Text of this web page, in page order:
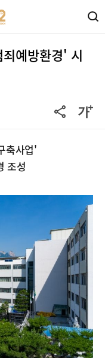
예방환경' 시
축사업'
조성